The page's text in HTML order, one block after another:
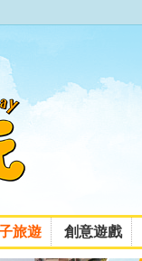
旅遊 創意遊戲